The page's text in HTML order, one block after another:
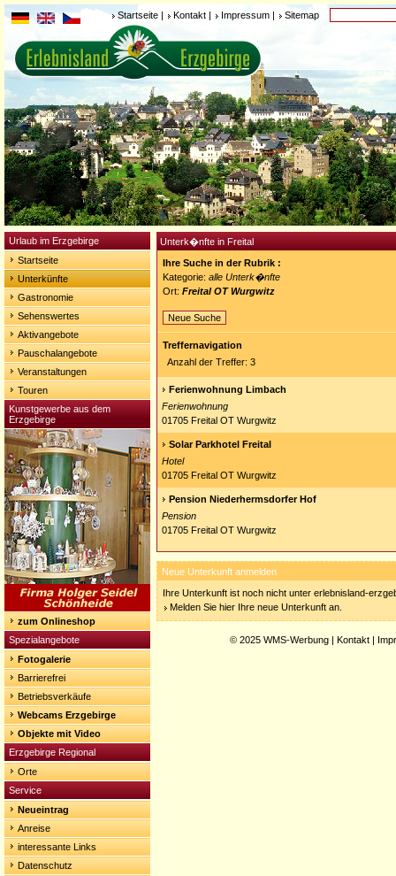
Startseite | Kontakt | Impressum | Sitemap
Urlaub im Erzgebirge
Startseite
Unterkünfte
Gastronomie
Sehenswertes
Aktivangebote
Pauschalangebote
Veranstaltungen
Touren
Kunstgewerbe aus dem
Erzgebirge
zum Onlineshop
Spezialangebote
Fotogalerie
Barrierefrei
Betriebsverkäufe
Webcams Erzgebirge
Objekte mit Video
Erzgebirge Regional
Orte
Service
Neueintrag
Anreise
interessante Links
Datenschutz
Unterk�nfte in Freital
Ihre Suche in der Rubrik :
Kategorie: alle Unterk�nfte
Ort: Freital OT Wurgwitz
Neue Suche
Treffernavigation
Anzahl der Treffer: 3
Ferienwohnung Limbach
Ferienwohnung
01705 Freital OT Wurgwitz
Solar Parkhotel Freital
Hotel
01705 Freital OT Wurgwitz
Pension Niederhermsdorfer Hof
Pension
01705 Freital OT Wurgwitz
Neue Unterkunft anmelden
Ihre Unterkunft ist noch nicht unter erlebnisland-
Melden Sie hier Ihre neue Unterkunft an.
© 2025 WMS-Werbung | Kontakt |